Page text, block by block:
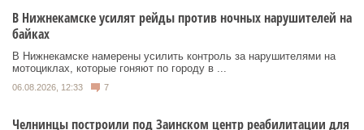
В Нижнекамске усилят рейды против ночных нарушителей на
байках
В Нижнекамске намерены усилить контроль за нарушителями на
мотоциклах, которые гоняют по городу в ...
06.08.2026, 12:33 7
Челнинцы построили под Заинском центр реабилитации для